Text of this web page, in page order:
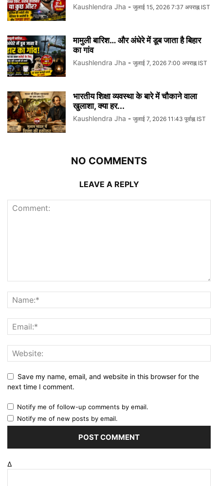
Kaushlendra Jha - जुलाई 15, 2026 7:37 अपराह्न IST
मामुली बारिश… और अंधेरे में डूब जाता है बिहार
का गांव
Kaushlendra Jha - जुलाई 7, 2026 7:00 अपराह्न IST
भारतीय शिक्षा व्यवस्था के बारे में चौकाने वाला
खुलाशा, क्या हर...
Kaushlendra Jha - जुलाई 7, 2026 11:43 पूर्वाह्न IST
NO COMMENTS
LEAVE A REPLY
Save my name, email, and website in this browser for the
next time I comment.
Notify me of follow-up comments by email.
Notify me of new posts by email.
Δ